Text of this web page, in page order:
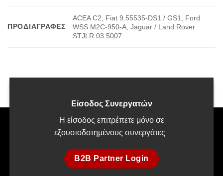
ΠΡΟΔΙΑΓΡΑΦΈΣ
ACEA C2, Fiat 9.55535-DS1 / GS1, Ford
WSS M2C-950-A, Jaguar / Land Rover
STJLR.03.5007
Είσοδος Συνεργατών
Η είσοδος επιτρέπετε μόνο σε
εξουσιοδοτημένους συνεργάτες
B2B Partner Login